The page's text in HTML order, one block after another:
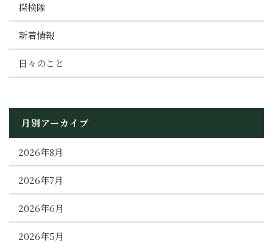
探検隊
新着情報
日々のこと
月別アーカイブ
2026年8月
2026年7月
2026年6月
2026年5月